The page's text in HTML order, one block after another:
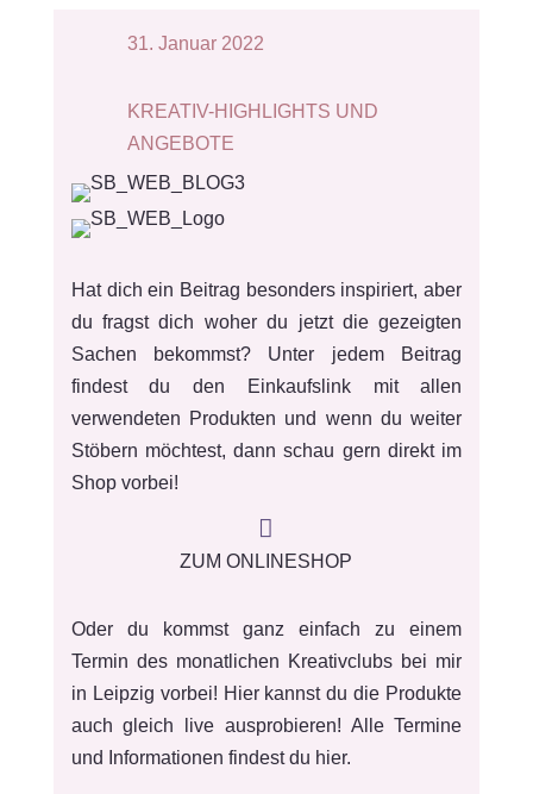
31. Januar 2022
KREATIV-HIGHLIGHTS UND
ANGEBOTE
Hat dich ein Beitrag besonders inspiriert, aber
du fragst dich woher du jetzt die gezeigten
Sachen bekommst? Unter jedem Beitrag
findest du den Einkaufslink mit allen
verwendeten Produkten und wenn du weiter
Stöbern möchtest, dann schau gern direkt im
Shop vorbei!

ZUM ONLINESHOP
Oder du kommst ganz einfach zu einem
Termin des monatlichen Kreativclubs bei mir
in Leipzig vorbei! Hier kannst du die Produkte
auch gleich live ausprobieren! Alle Termine
und Informationen findest du hier.